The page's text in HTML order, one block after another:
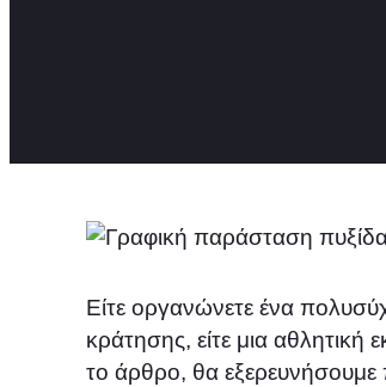
Είτε οργανώνετε ένα
κράτησης, είτε μια
το άρθρο, θα